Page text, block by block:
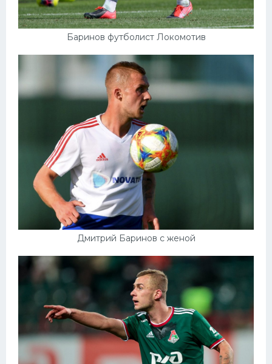
Баринов футболист Локомотив
Дмитрий Баринов с женой